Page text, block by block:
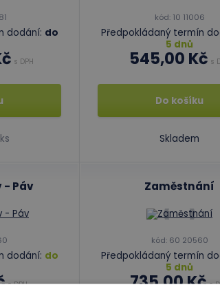
dodání: do
s DPH
kód: 10 11006
Předpokládaný termín
5 dnů
545,00 Kč s
Do košíku
Skladem
- Páv
dodání: do
s DPH
Zaměstnání
kód: 60 20560
Předpokládaný termín
5 dnů
735,00 Kčs